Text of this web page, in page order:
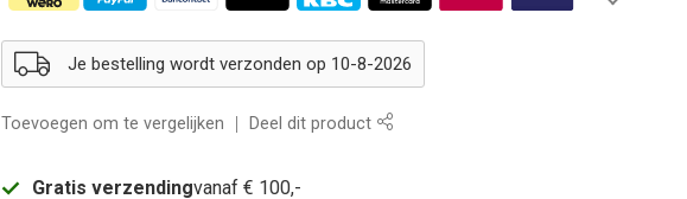
Je bestelling wordt verzonden op 10-8-2026
Toevoegen om te vergelijken Deel dit product
Gratis verzendingvanaf € 100,-